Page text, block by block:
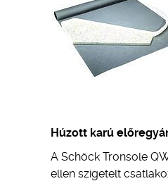
Húzott karú
A Schöck Tronsole
ellen szigetelt